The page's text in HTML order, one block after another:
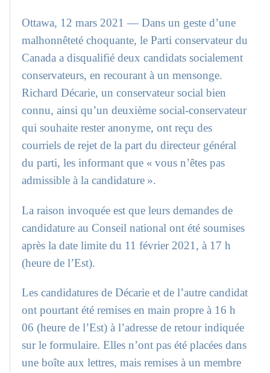
Ottawa, 12 mars 2021 — Dans un geste d’une
malhonnêteté choquante, le Parti conservateur du
Canada a disqualifié deux candidats socialement
conservateurs, en recourant à un mensonge.
Richard Décarie, un conservateur social bien
connu, ainsi qu’un deuxième social-conservateur
qui souhaite rester anonyme, ont reçu des
courriels de rejet de la part du directeur général
du parti, les informant que « vous n’êtes pas
admissible à la candidature ».
La raison invoquée est que leurs demandes de
candidature au Conseil national ont été soumises
après la date limite du 11 février 2021, à 17 h
(heure de l’Est).
Les candidatures de Décarie et de l’autre candidat
ont pourtant été remises en main propre à 16 h
06 (heure de l’Est) à l’adresse de retour indiquée
sur le formulaire. Elles n’ont pas été placées dans
une boîte aux lettres, mais remises à un membre